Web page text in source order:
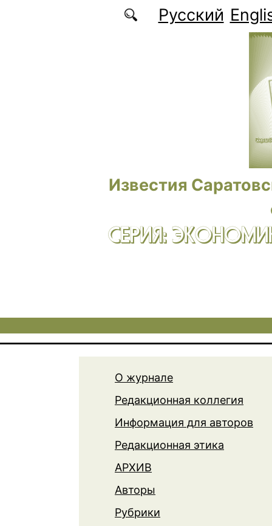
Перейти к основному содержаниюРусский
Известия
СЕРИЯ:
О журнале
Редакционная коллегия
Информация для авторов
Редакционная этика
АРХИВ
Авторы
Рубрики